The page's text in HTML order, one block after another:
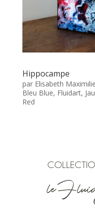
Hippocampe
par Elisabeth
Bleu Blue, Fluidart,
Red
le